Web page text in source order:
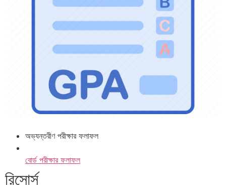
অভ্যন্তরীণ পরীক্ষার ফলাফল
বোর্ড পরীক্ষার ফলাফল
রিসোর্স